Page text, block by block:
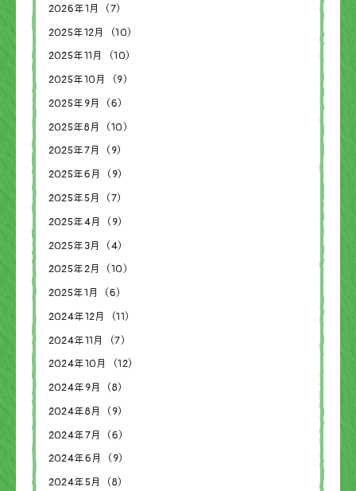
2026年1月（7）
2025年12月（10）
2025年11月（10）
2025年10月（9）
2025年9月（6）
2025年8月（10）
2025年7月（9）
2025年6月（9）
2025年5月（7）
2025年4月（9）
2025年3月（4）
2025年2月（10）
2025年1月（6）
2024年12月（11）
2024年11月（7）
2024年10月（12）
2024年9月（8）
2024年8月（9）
2024年7月（6）
2024年6月（9）
2024年5月（8）